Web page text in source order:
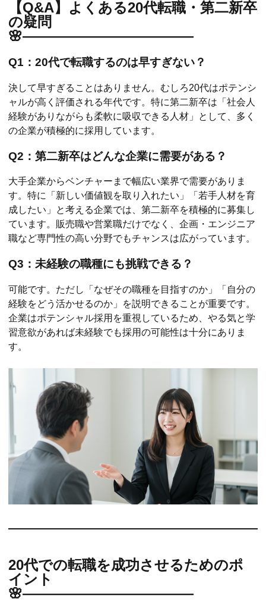
【Q&A】よくある20代転職・第二新卒
の疑問
🌸――――――――――――
Q1：20代で転職するのは早すぎない？
決して早すぎることはありません。むしろ20代はポテンシ
ャルが高く評価される年代です。特に第二新卒は「社会人
経験がありながらも柔軟に吸収できる人材」として、多く
の企業が積極的に採用しています。
Q2：第二新卒はどんな企業に需要がある？
大手企業からベンチャーまで幅広い業界で需要がありま
す。特に「新しい価値観を取り入れたい」「若手人材を育
成したい」と考える企業では、第二新卒を積極的に募集し
ています。販売職や営業職だけでなく、企画・エンジニア
職など専門性の高い分野でもチャンスは広がっています。
Q3：未経験の職種にも挑戦できる？
可能です。ただし「なぜその職種を目指すのか」「自分の
経験をどう活かせるのか」を説明できることが重要です。
企業はポテンシャル採用を重視しているため、やる気と学
習意欲があれば未経験でも採用の可能性は十分にありま
す。
20代での転職を成功させるためのポ
イント
🌸――――――――――――